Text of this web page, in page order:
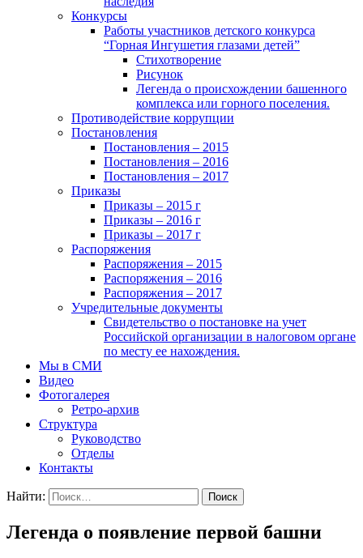
Конкурсы
Работы участников детского конкурса
“Горная Ингушетия глазами детей”
Стихотворение
Рисунок
Легенда о происхождении башенного
комплекса или горного поселения.
Противодействие коррупции
Постановления
Постановления – 2015
Постановления – 2016
Постановления – 2017
Приказы
Приказы – 2015 г
Приказы – 2016 г
Приказы – 2017 г
Распоряжения
Распоряжения – 2015
Распоряжения – 2016
Распоряжения – 2017
Учредительные документы
Свидетельство о постановке на учет
Российской организации в налоговом органе
по месту ее нахождения.
Мы в СМИ
Видео
Фотогалерея
Ретро-архив
Структура
Руководство
Отделы
Контакты
Найти:
Легенда о появление первой башни